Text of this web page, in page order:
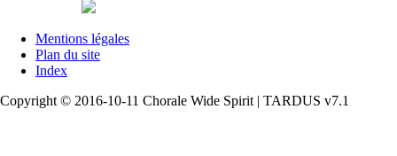
Mentions légales
Plan du site
Index
Copyright © 2016-10-11 Chorale Wide Spirit | TARDUS v7.1